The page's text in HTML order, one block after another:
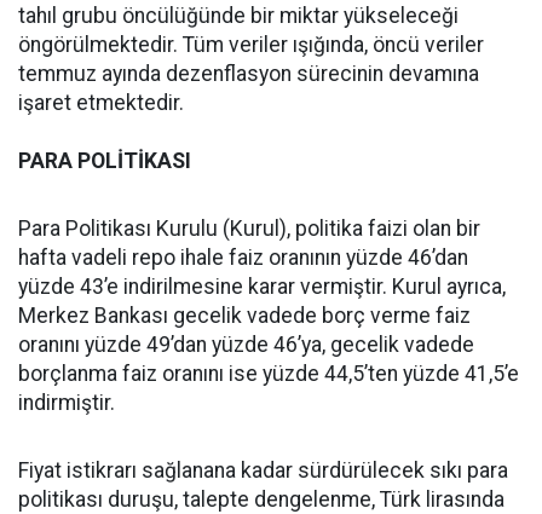
tahıl grubu öncülüğünde bir miktar yükseleceği
öngörülmektedir. Tüm veriler ışığında, öncü veriler
temmuz ayında dezenflasyon sürecinin devamına
işaret etmektedir.
PARA POLİTİKASI
Para Politikası Kurulu (Kurul), politika faizi olan bir
hafta vadeli repo ihale faiz oranının yüzde 46’dan
yüzde 43’e indirilmesine karar vermiştir. Kurul ayrıca,
Merkez Bankası gecelik vadede borç verme faiz
oranını yüzde 49’dan yüzde 46’ya, gecelik vadede
borçlanma faiz oranını ise yüzde 44,5’ten yüzde 41,5’e
indirmiştir.
Fiyat istikrarı sağlanana kadar sürdürülecek sıkı para
politikası duruşu, talepte dengelenme, Türk lirasında